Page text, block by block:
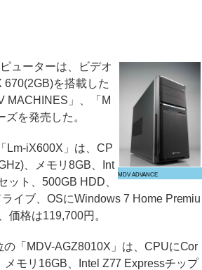
MDV ADVANCE
ューターは、ビデオ
670(2GB)を搭載した
MACHINES」、「M
を発売した。
iX600X」は、CP
、メモリ8GB、Int
ット、500GB HDD、
イブ、OSにWindows 7 Home Premiu
価格は119,700円。
「MDV-AGZ8010X」は、CPUにCor
メモリ16GB、Intel Z77 Expressチップ